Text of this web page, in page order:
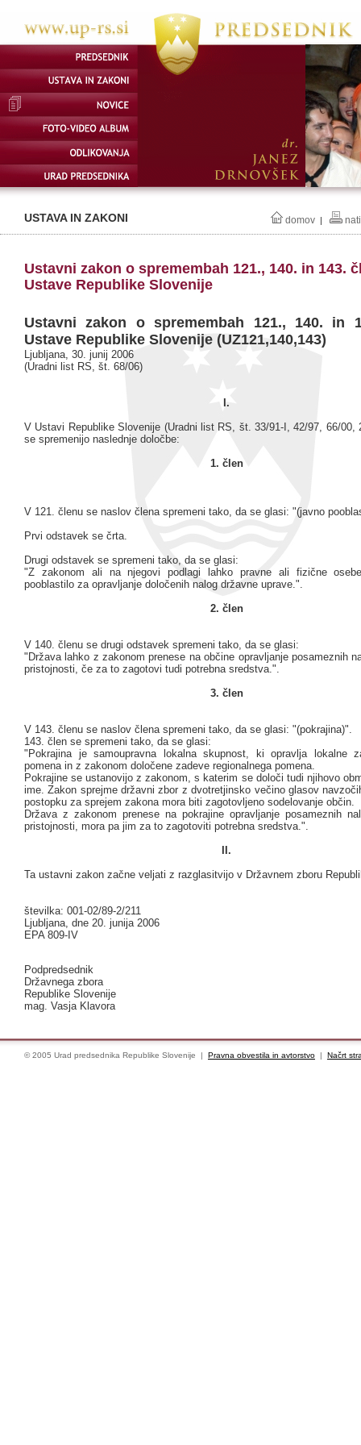
USTAVA IN ZAKONI domov |
Ustavni zakon o spremembah 121., 140. in 143.
Ustave Republike Slovenije
Ustavni zakon o spremembah 121., 140. in
Ustave Republike Slovenije (UZ121,140,143)
Ljubljana, 30. junij 2006
(Uradni list RS, št. 68/06)
I.
V Ustavi Republike Slovenije (Uradni list RS, št. 33/91-I, 42/97, 66/00,
se spremenijo naslednje določbe:
1. člen
V 121. členu se naslov člena spremeni tako, da se glasi: "(javno
Prvi odstavek se črta.
Drugi odstavek se spremeni tako, da se glasi:
"Z zakonom ali na njegovi podlagi lahko pravne ali fizične
pooblastilo za opravljanje določenih nalog državne uprave.".
2. člen
V 140. členu se drugi odstavek spremeni tako, da se glasi:
"Država lahko z zakonom prenese na občine opravljanje posameznih
pristojnosti, če za to zagotovi tudi potrebna sredstva.".
3. člen
V 143. členu se naslov člena spremeni tako, da se glasi: "(pokrajina)".
143. člen se spremeni tako, da se glasi:
"Pokrajina je samoupravna lokalna skupnost, ki opravlja lokalne
pomena in z zakonom določene zadeve regionalnega pomena.
Pokrajine se ustanovijo z zakonom, s katerim se določi tudi njihovo
ime. Zakon sprejme državni zbor z dvotretjinsko večino glasov
postopku za sprejem zakona mora biti zagotovljeno sodelovanje občin.
Država z zakonom prenese na pokrajine opravljanje posameznih
pristojnosti, mora pa jim za to zagotoviti potrebna sredstva.".
II.
Ta ustavni zakon začne veljati z razglasitvijo v Državnem zboru
številka: 001-02/89-2/211
Ljubljana, dne 20. junija 2006
EPA 809-IV
Podpredsednik
Državnega zbora
Republike Slovenije
mag. Vasja Klavora
© 2005 Urad predsednika Republike Slovenije | Pravna obvestila in avtorstvo | Načrt